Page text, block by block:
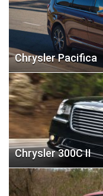
Chrysler Pacifica
Chrysler 300C II